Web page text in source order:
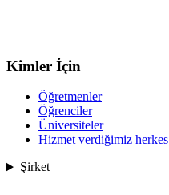
Kimler İçin
Öğretmenler
Öğrenciler
Üniversiteler
Hizmet verdiğimiz herkes
Şirket